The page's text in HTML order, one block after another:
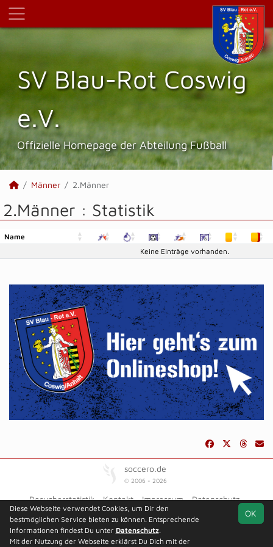
SV Blau-Rot Coswig
e.V.
Offizielle Homepage der Abteilung Fußball
Männer 2.Männer
2.Männer : Statistik
Name
Keine Einträge vorhanden.
soccero.de
© 2006 - 2026
Besucherstatistik Kontakt Impressum
Datenschutz
OK
Diese Webseite verwendet Cookies, um Dir den
bestmöglichen Service bieten zu können. Entsprechende
Informationen findest Du unter Datenschutz.
Mit der Nutzung der Webseite erklärst Du Dich mit der